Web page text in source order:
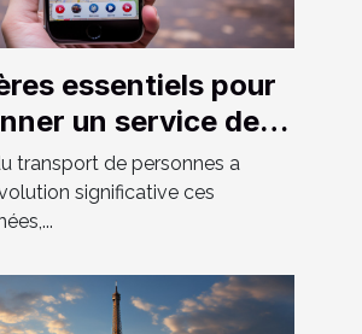
essentiels pour
un service de
et confortable
transport de personnes a
significative ces